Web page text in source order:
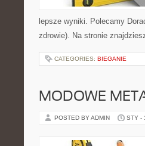
lepsze wyniki. Polecamy
zdrowie). Na stronie
CATEGORIES: BIEGANIE
MODOWE
POSTED BY ADMIN STY -